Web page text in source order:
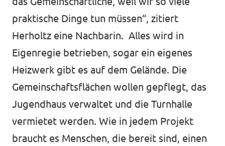
praktische Dinge tun müssen“, zitiert
Herholtz eine Nachbarin. Alles wird in
Eigenregie betrieben, sogar ein eigenes
Heizwerk gibt es auf dem Gelände. Die
Gemeinschaftsflächen wollen gepflegt, das
Jugendhaus verwaltet und die Turnhalle
vermietet werden. Wie in jedem Projekt
braucht es Menschen, die bereit sind, einen